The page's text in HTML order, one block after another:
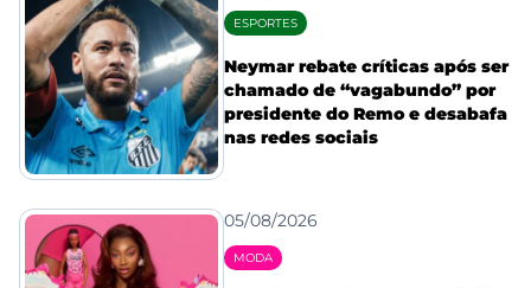
ESPORTES
Neymar rebate críticas após ser
chamado de “vagabundo” por
presidente do Remo e desabafa
nas redes sociais
05/08/2026
MODA